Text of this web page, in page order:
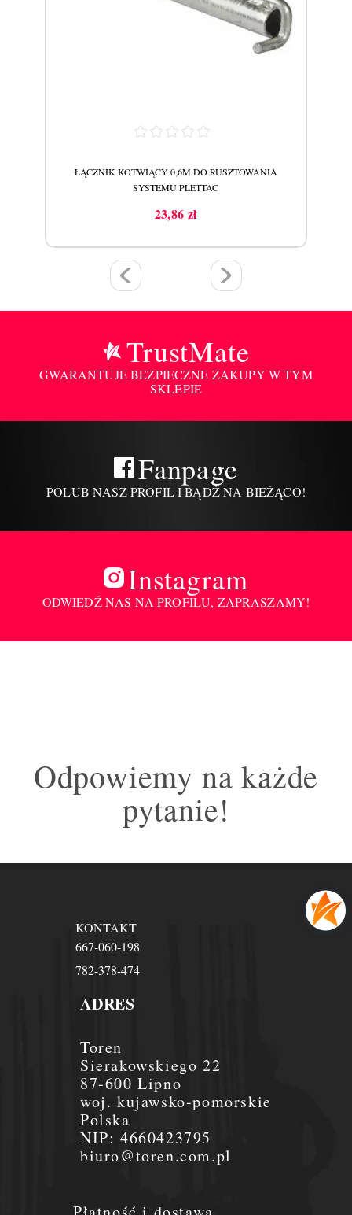
ŁĄCZNIK KOTWIĄCY 0,6M DO RUSZTOWANIA
SYSTEMU PLETTAC
Cena
23,86 zł
TrustMate
GWARANTUJE BEZPIECZNE ZAKUPY W TYM
SKLEPIE
Fanpage
POLUB NASZ PROFIL I BĄDŹ NA BIEŻĄCO!
Instagram
ODWIEDŹ NAS NA PROFILU, ZAPRASZAMY!
Odpowiemy na każde
pytanie!
ADRES
Toren
Sierakowskiego 22
87-600 Lipno
woj. kujawsko-pomorskie
Polska
NIP:4660423795
biuro@toren.com.pl
KONTAKT
667-060-198
782-378-474